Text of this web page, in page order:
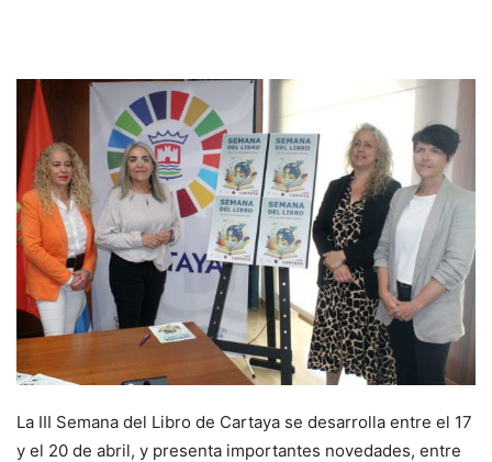
La III Semana del Libro de Cartaya se desarrolla entre el 17
y el 20 de abril, y presenta importantes novedades, entre